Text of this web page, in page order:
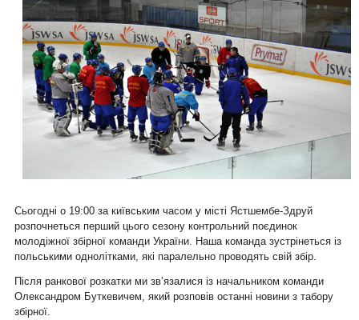
Сьогодні о 19:00 за київським часом у місті Ястшембе-Здруй
розпочнеться перший цього сезону контрольний поєдинок
молодіжної збірної команди України. Наша команда зустрінеться із
польськими однолітками, які паралельно проводять свій збір.
Після ранкової розкатки ми зв’язалися із начальником команди
Олександром Буткевичем, який розповів останні новини з табору
збірної.